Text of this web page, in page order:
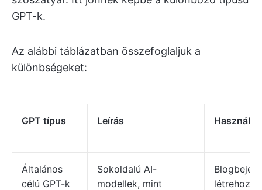
GPT-k.
Az alábbi táblázatban összefoglaljuk a
különbségeket:
GPT típus Leírás
Általános
célú GPT-k
Sokoldalú AI-
modellek, mint